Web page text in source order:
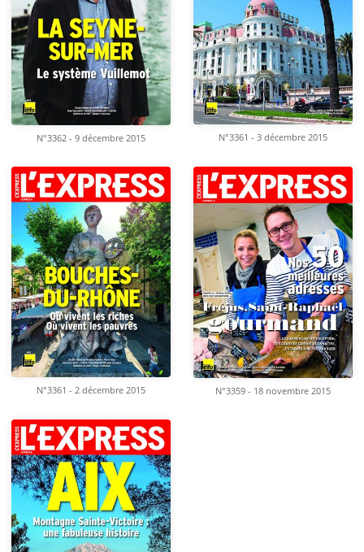
N°3362 - 9 décembre 2015 N°3361 - 3 décembre 2015
N°3361 - 2 décembre 2015 N°3359 - 18 novembre 2015